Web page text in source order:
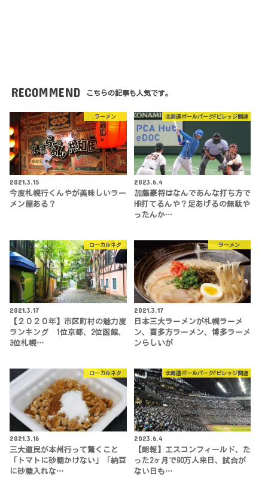
RECOMMEND こちらの記事も人気です。
ラーメン
2021.3.15
今度札幌行くんやが美味しいラー
メン屋ある？
北海道ボールパークFビレッジ関連
2023.6.4
加藤豪将はなんであんな打ち方で
HR打てるんや？足あげるの無駄や
ったんか…
ローカルネタ
2021.3.17
【２０２０年】市区町村の魅力度
ランキング 1位京都、2位函館、
3位札幌…
ラーメン
2021.3.17
日本三大ラーメンが札幌ラーメ
ン、喜多方ラーメン、博多ラーメ
ンらしいが
ローカルネタ
2021.3.16
三大道民が本州行って驚くこと
「トマトに砂糖かけない」「納豆
に砂糖入れな…
北海道ボールパークFビレッジ関連
2023.6.4
【朗報】エスコンフィールド、た
った2ヶ月で90万人来日、試合が
ない日も…